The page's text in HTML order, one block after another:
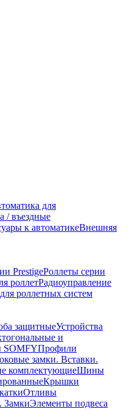
для
/ въездные
к автоматикеВнешняя
PrestigeРоллеты серии
роллетРадиоуправление
роллетных систем
защитныеУстройства
и
SOMFYПрофили
замки. Вставки.
комплектующиеШины
Крышки
Отливы
ЗамкиЭлементы подвеса